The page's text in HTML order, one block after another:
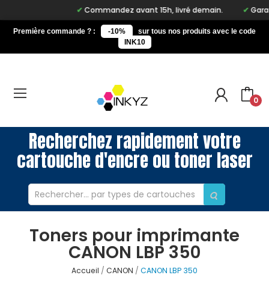
Commandez avant 15h, livré demain.
Première commande ? : -10%
sur tous nos produits avec le code
INK10
0
Recherchez rapidement votre
cartouche d'encre ou toner laser
Toners pour imprimante
CANON LBP 350
Accueil CANON CANON LBP 350